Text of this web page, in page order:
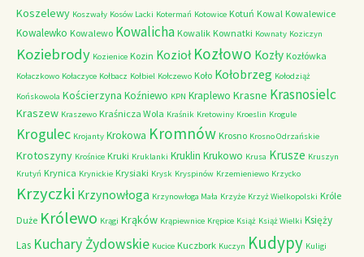
Koszelewy Koszwały Kosów Lacki Kotermań Kotowice Kotuń Kowal Kowalewice
Kowalewko Kowalewo Kowalicha Kowalik Kownatki Kownaty Koziczyn
Koziebrody Kozienice Kozin Kozioł Kozłowo Kozły Kozłówka
Kołaczkowo Kołaczyce Kołbacz Kołbiel Kołczewo Koło Kołobrzeg Kołodziąż
Końskowola Kościerzyna Koźniewo KPN Kraplewo Krasne Krasnosielc
Kraszew Kraszewo Kraśnicza Wola Kraśnik Kretowiny Kroeslin Krogule
Krogulec Krojanty Krokowa Kromnów Krosno Krosno Odrzańskie
Krotoszyny Krośnice Kruki Kruklanki Kruklin Krukowo Krusa Krusze Kruszyn
Krutyń Krynica Krynickie Krysiaki Krysk Kryspinów Krzemieniewo Krzycko
Krzyczki Krzynowłoga Krzynowłoga Mała Krzyże Krzyż Wielkopolski Króle
Duże Królewo Krągi Krąków Krąpiewnice Krępice Książ Książ Wielki Księży
Las Kuchary Żydowskie Kucice Kuczbork Kuczyn Kudypy Kuligi